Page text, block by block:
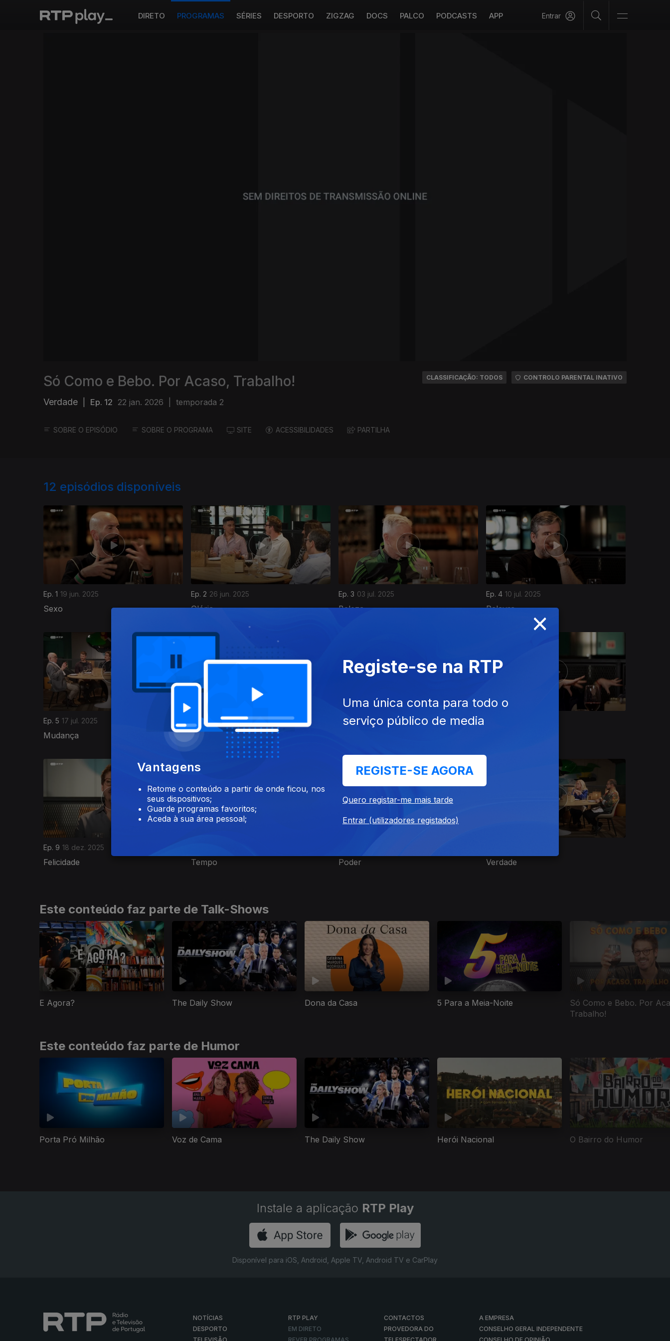
DIRETO PROGRAMAS SÉRIES DESPORTO ZIGZAG DOCS PALCO PODCASTS APP Entrar
Só Como e Bebo. Por Acaso, Trabalho!
Verdade Ep. 12 22 jan. 2026 temporada 2
CLASSIFICAÇÃO: TODOS CONTROLO PARENTAL INATIVO
SOBRE O EPISÓDIO SOBRE O PROGRAMA SITE ACESSIBILIDADES PARTILHA
12 episódios disponíveis
Ep. 1 19 jun. 2025
Sexo
Ep. 2 26 jun. 2025
Glória
Ep. 3 03 jul. 2025
Beleza
Ep. 4 10 jul. 2025
Palavra
Ep. 5 17 jul. 2025
Mudança
Ep. 6 24 jul. 2025
Família
Ep. 7 04 dez. 2025
Ep. 9 18 dez. 2025
Felicidade Tempo Poder Verdade
903839
Este conteúdo faz parte de Talk-Shows
E Agora? The Daily Show Dona da Casa 5 Para a Meia-Noite
Só Como e Bebo. Por
Trabalho!
Este conteúdo faz parte de Humor
Porta Pró Milhão Voz de Cama The Daily Show Herói Nacional O Bairro do Humor
Instale a aplicação RTP Play
Disponível para iOS, Android, Apple TV, Android TV e CarPlay
NOTÍCIAS
DESPORTO
RTP PLAY
EM DIRETO
CONTACTOS
PROVEDORA DO
A EMPRESA
CONSELHO GERAL INDEPENDENTE
×
Vantagens
Retome o conteúdo a partir de onde ficou, nos
seus dispositivos;
Guarde programas favoritos;
Aceda à sua área pessoal;
Registe-se na RTP
Uma única conta para todo o
serviço público de media
REGISTE-SE AGORA
Quero registar-me mais tarde
Entrar (utilizadores registados)